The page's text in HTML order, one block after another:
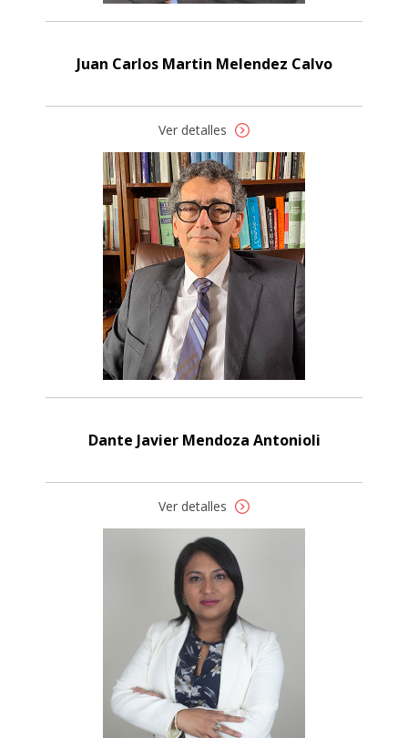
Juan Carlos Martin Melendez Calvo
Ver detalles
Dante Javier Mendoza Antonioli
Ver detalles